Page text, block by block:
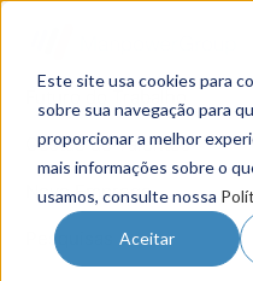
Este site usa cookies para
sobre sua navegação para
proporcionar a melhor
mais informações sobre o
usamos, consulte nossa
Aceitar
Gestão de Talentos
Novo Emprego
Pesquisas